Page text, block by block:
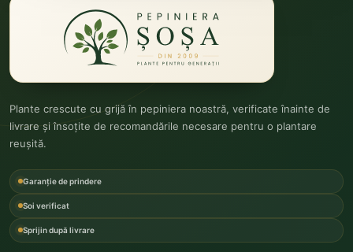
Plante crescute cu grijă în pepiniera noastră, verificate înainte de
livrare și însoțite de recomandările necesare pentru o plantare
reușită.
Garanție de prindere
Soi verificat
Sprijin după livrare